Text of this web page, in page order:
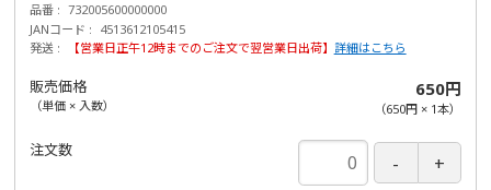
品番
732005600000000
JANコード
4513612105415
発送
【営業日正午12時までのご注文で翌営業日出荷】 詳細はこちら
販売価格
（単価 × 入数）
650円
（650円× 1本）
注文数